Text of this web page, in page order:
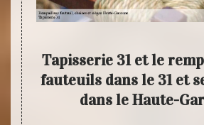
des
Tapisserie 31 et le
fauteuils dans le 31 et
dans le Haute-